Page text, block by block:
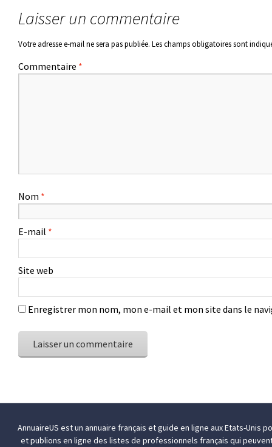
Laisser un commentaire
Votre adresse e-mail ne sera pas publiée. Les champs obligatoires sont
Commentaire *
Nom *
E-mail *
Site web
Enregistrer mon nom, mon e-mail et mon site dans le
AnnuaireUS est un annuaire français et guide en ligne aux Etats-Unis
et publions en ligne des listes de professionnels français qui